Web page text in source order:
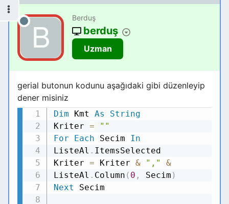
Berduş
berduş
Uzman
gerial butonun kodunu aşağıdaki gibi düzenleyip
dener misiniz
Dim Kmt As
String
Kriter =
""
For
Each Secim In
ListeAl . ItemsSelected
Kriter = Kriter & ","
&
ListeAl . Column ( 0 , Secim )
Next Secim